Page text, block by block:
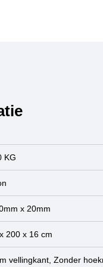
KG
x 20mm
200 x 16 cm
vellingkant, Zonder